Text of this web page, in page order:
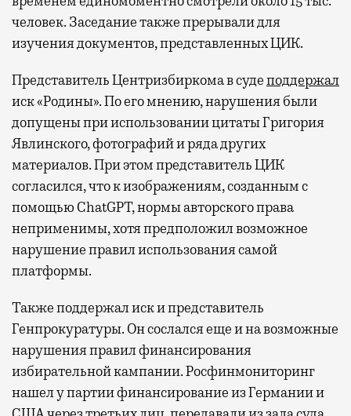
человек. Заседание также прерывали для
изучения документов, представленных ЦИК.
Представитель Центризбиркома в судеподдержал
иск «Родины». По его мнению, нарушения были
допущены при использовании цитаты Григория
Явлинского, фотографий и ряда других
материалов. При этом представитель ЦИК
согласился, что к изображениям, созданным с
помощью ChatGPT, нормы авторского права
неприменимы, хотя предположил возможное
нарушение правил использования самой
платформы.
Также поддержал иск и представитель
Генпрокуратуры. Он сослался еще и на возможные
нарушения правил финансирования
избирательной кампании. Росфинмониторинг
нашел у партии финансирование из Германии и